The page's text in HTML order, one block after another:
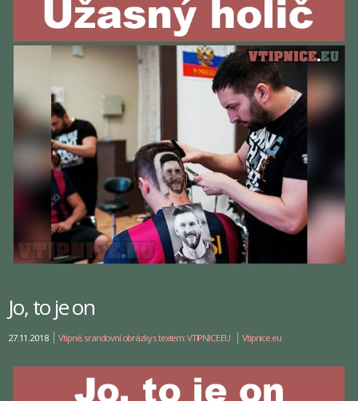
Jo, to je on
27.11.2018 Vtipné, srandovní obrázky s textem: VTIPNICE.EU Vtipnice.eu